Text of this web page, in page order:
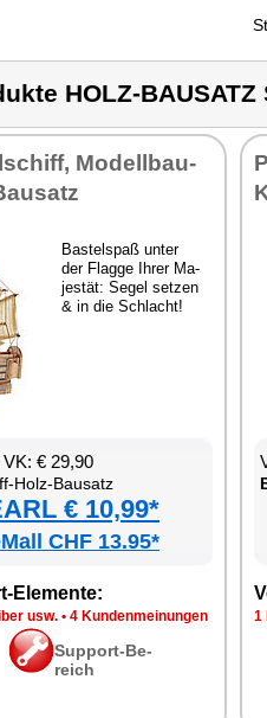
HOLZ-BAUSATZ
Mo­dell­bau­
Bas­tel­spaß un­ter
der Flag­ge Ih­rer Ma­
jes­tät: Se­gel set­zen
& in die Schlacht!
€ 29,90
Holz-Bau­satz
€ 10,99*
CHF 13.95*
Ele­men­te:
usw. • 4 Kun­den­mei­nun­gen
Sup­port-Be­
reich
1